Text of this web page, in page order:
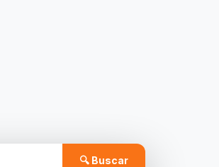
🔍 Buscar